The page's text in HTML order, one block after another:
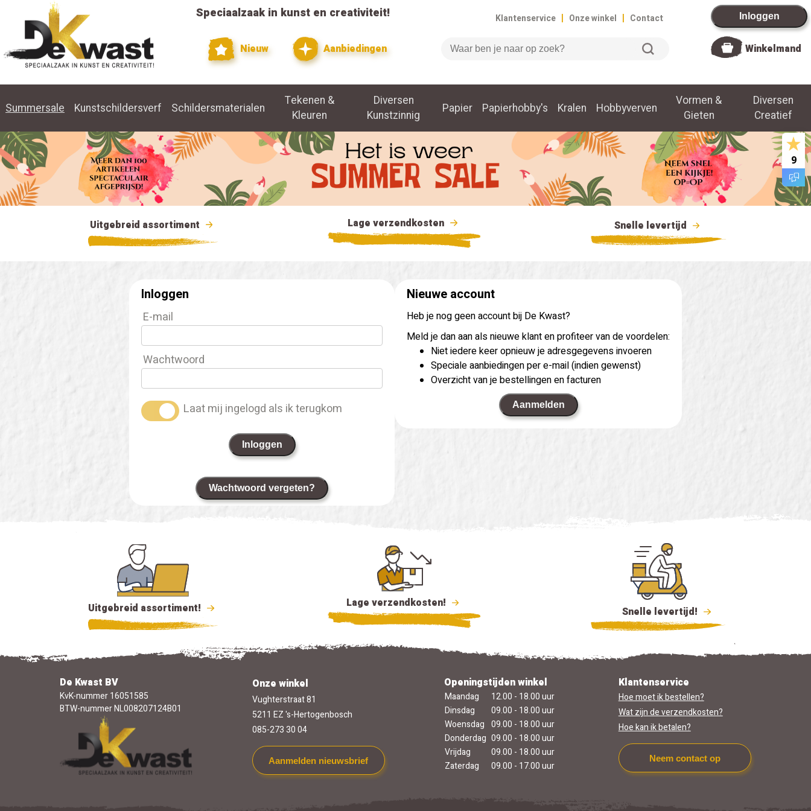
Speciaalzaak in kunst en creativiteit!
Nieuw Aanbiedingen
Klantenservice | Onze winkel | Contact
Zoeken
Inloggen
Winkelmand
Summersale Kunstschildersverf Schildersmaterialen
Tekenen &
Kleuren
Diversen
Kunstzinnig
Papier Papierhobby's Kralen Hobbyverven
Vormen &
Gieten
Diversen
Creatief
Uitgebreid assortiment Lage verzendkosten Snelle levertijd
9
Inloggen
E-mail
Wachtwoord
Laat mij ingelogd als ik terugkom
Inloggen
Wachtwoord vergeten?
Nieuwe account
Heb je nog geen account bij De Kwast?
Meld je dan aan als nieuwe klant en profiteer van de voordelen:
Niet iedere keer opnieuw je adresgegevens invoeren
Speciale aanbiedingen per e-mail (indien gewenst)
Overzicht van je bestellingen en facturen
Aanmelden
Uitgebreid assortiment! Lage verzendkosten!
Snelle levertijd!
De Kwast BV
KvK-nummer 16051585
BTW-nummer NL008207124B01
Onze winkel
Vughterstraat 81
5211 EZ 's-Hertogenbosch
085-273 30 04
Aanmelden nieuwsbrief
Openingstijden winkel
Maandag
12.00 - 18.00 uur
Dinsdag
09.00 - 18.00 uur
Woensdag 09.00 - 18.00 uur
Donderdag 09.00 - 18.00 uur
Vrijdag
09.00 - 18.00 uur
Zaterdag
09.00 - 17.00 uur
Klantenservice
Hoe moet ik bestellen?
Wat zijn de verzendkosten?
Hoe kan ik betalen?
Neem contact op